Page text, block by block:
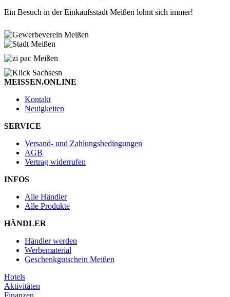
Ein Besuch in der Einkaufsstadt Meißen lohnt sich immer!
MEISSEN.ONLINE
Kontakt
Neuigkeiten
SERVICE
Versand- und Zahlungsbedingungen
AGB
Vertrag widerrufen
INFOS
Alle Händler
Alle Produkte
HÄNDLER
Händler werden
Werbematerial
Geschenkgutschein Meißen
Hotels
Aktivitäten